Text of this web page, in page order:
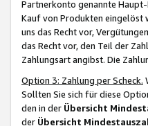
Partnerkonto genannte
Kauf von Produkten eingelöst
uns das Recht vor,
das Recht vor, den Teil der
Zahlungsart angibst. Die
Option 3: Zahlung per Scheck.
Sollten Sie sich für diese
den in der Übersicht
der Übersicht